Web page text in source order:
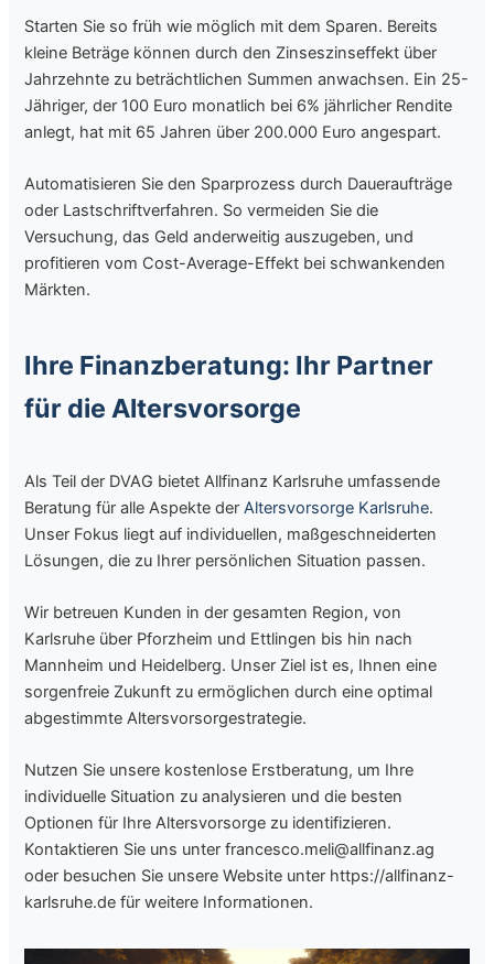
Starten Sie so früh wie möglich mit dem Sparen. Bereits
kleine Beträge können durch den Zinseszinseffekt über
Jahrzehnte zu beträchtlichen Summen anwachsen. Ein 25-
Jähriger, der 100 Euro monatlich bei 6% jährlicher Rendite
anlegt, hat mit 65 Jahren über 200.000 Euro angespart.
Automatisieren Sie den Sparprozess durch Daueraufträge
oder Lastschriftverfahren. So vermeiden Sie die
Versuchung, das Geld anderweitig auszugeben, und
profitieren vom Cost-Average-Effekt bei schwankenden
Märkten.
Ihre Finanzberatung: Ihr Partner
für die Altersvorsorge
Als Teil der DVAG bietet Allfinanz Karlsruhe umfassende
Beratung für alle Aspekte derAltersvorsorge Karlsruhe.
Unser Fokus liegt auf individuellen, maßgeschneiderten
Lösungen, die zu Ihrer persönlichen Situation passen.
Wir betreuen Kunden in der gesamten Region, von
Karlsruhe über Pforzheim und Ettlingen bis hin nach
Mannheim und Heidelberg. Unser Ziel ist es, Ihnen eine
sorgenfreie Zukunft zu ermöglichen durch eine optimal
abgestimmte Altersvorsorgestrategie.
Nutzen Sie unsere kostenlose Erstberatung, um Ihre
individuelle Situation zu analysieren und die besten
Optionen für Ihre Altersvorsorge zu identifizieren.
Kontaktieren Sie uns unter francesco.meli@allfinanz.ag
oder besuchen Sie unsere Website unter https://allfinanz-
karlsruhe.de für weitere Informationen.